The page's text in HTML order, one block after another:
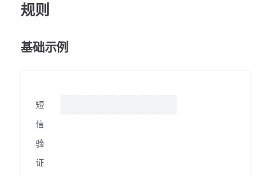
规则
基础示例
短
信
验
证